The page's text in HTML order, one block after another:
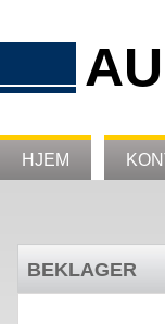
HJEM
BEKLAGER